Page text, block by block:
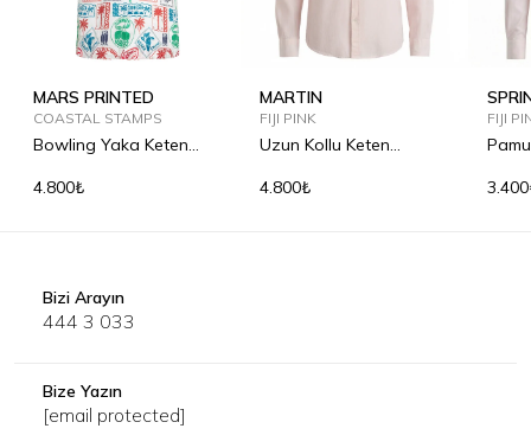
MARS PRINTED
COASTAL STAMPS
Bowling Yaka Keten
4.800₺
MARTIN
FIJI PINK
Uzun Kollu Keten
4.800₺
FIJI
Bizi Arayın
444 3 033
Bize Yazın
[email protected]